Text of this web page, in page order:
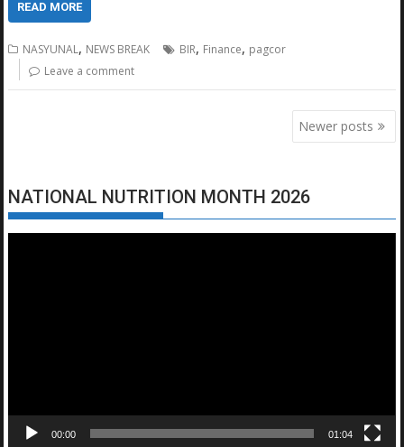
READ MORE
NASYUNAL, NEWS BREAK BIR, Finance, pagcor
Leave a comment
Newer posts
NATIONAL NUTRITION MONTH 2026
00:00 01:04